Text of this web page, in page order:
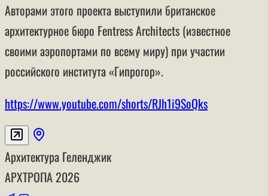
Авторами этого проекта выступили британское
архитектурное бюро Fentress Architects (известное
своими аэропортами по всему миру) при участии
российского института «Гипрогор».
https://www.youtube.com/shorts/RJh1i9SoQks
Архитектура Геленджик
АРХТРОПА 2026